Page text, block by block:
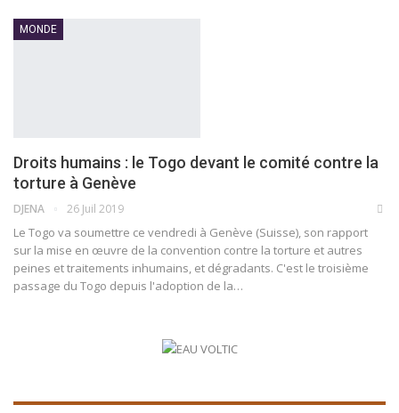
MONDE
Droits humains : le Togo devant le comité contre la
torture à Genève
DJENA 26 Juil 2019
Le Togo va soumettre ce vendredi à Genève (Suisse), son rapport
sur la mise en œuvre de la convention contre la torture et autres
peines et traitements inhumains, et dégradants. C'est le troisième
passage du Togo depuis l'adoption de la…